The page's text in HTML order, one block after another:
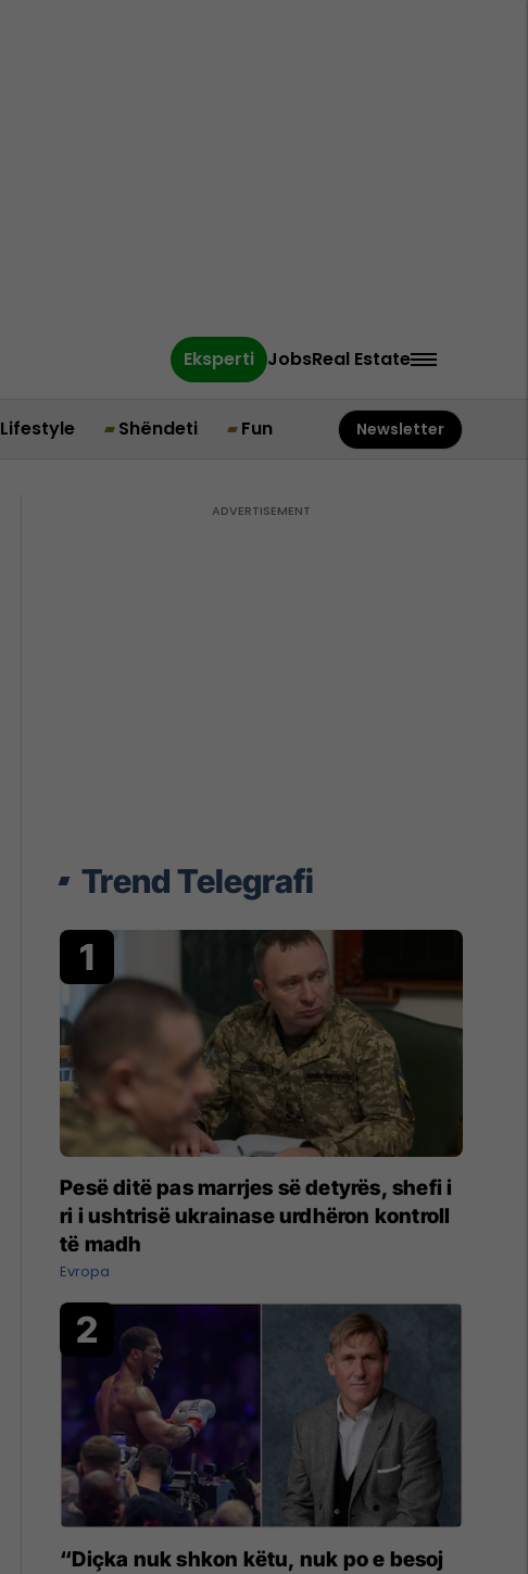
Eksperti JobsReal Estate
Lifestyle Shëndeti Fun Newsletter
Trend Telegrafi
Pesë ditë pas marrjes së detyrës, shefi i
ri i ushtrisë ukrainase urdhëron kontroll
të madh
Evropa
“Diçka nuk shkon këtu, nuk po e besoj